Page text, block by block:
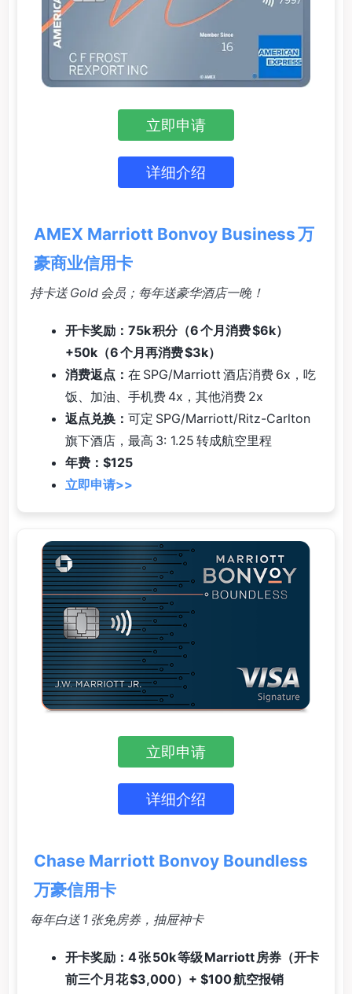
立即申请
详细介绍
AMEX Marriott Bonvoy Business 万
豪商业信用卡
持卡送 Gold 会员；每年送豪华酒店一晚！
开卡奖励：75k 积分（6 个月消费 $6k）
+50k（6 个月再消费 $3k）
消费返点： 在 SPG/Marriott 酒店消费 6x，吃
饭、加油、手机费 4x，其他消费 2x
返点兑换： 可定 SPG/Marriott/Ritz-Carlton
旗下酒店，最高 3: 1.25 转成航空里程
年费：$125
立即申请>>
立即申请
详细介绍
Chase Marriott Bonvoy Boundless
万豪信用卡
每年白送 1 张免房券，抽屉神卡
开卡奖励：4 张 50k 等级 Marriott 房券（开卡
前三个月花 $3,000）+ $100 航空报销